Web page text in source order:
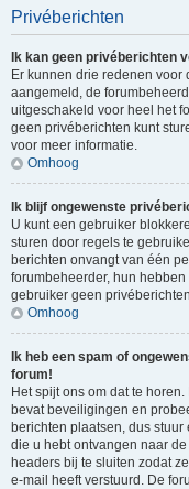
Privéberichten
Ik kan geen privéberichten
Er kunnen drie redenen voor
aangemeld, de
uitgeschakeld voor heel het
geen privéberichten kunt
voor meer informatie.
Omhoog
Ik blijf ongewenste
U kunt een gebruiker
sturen door regels te
berichten onvangt van één
forumbeheerder, hun
gebruiker geen
Omhoog
Ik heb een spam of
forum!
Het spijt ons om dat te
bevat beveiligingen en
berichten plaatsen, dus
die u hebt ontvangen naar
headers bij te sluiten zodat
e-mail heeft verstuurd. De